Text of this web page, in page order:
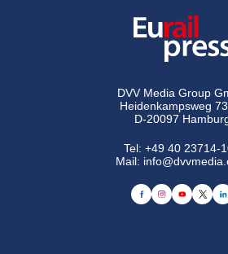
DVV Media Group
Heidenkampsweg
D-20097
Tel:+49 40 23714-
Mail: